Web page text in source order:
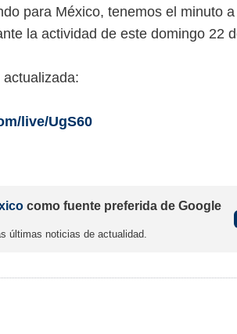
para México, tenemos el minuto
la actividad de este domingo 22
live/UgS60
como fuente preferida de Google
últimas noticias de actualidad.